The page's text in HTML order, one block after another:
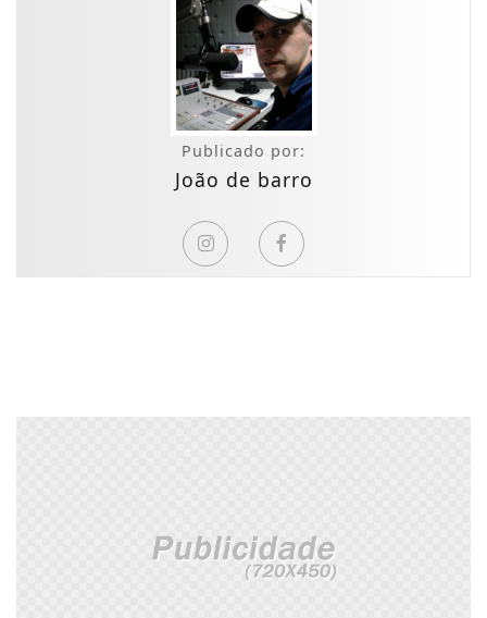
Publicado por:
João de barro